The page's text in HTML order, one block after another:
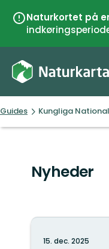
Naturkortet på
Guides Kungliga
Nyheder
15. dec. 2025